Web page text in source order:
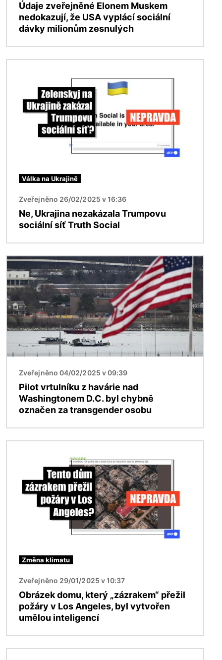
Údaje zveřejněné Elonem Muskem
nedokazují, že USA vyplácí sociální
dávky milionům zesnulých
Válka na Ukrajině
Zveřejněno 26/02/2025 v 16:36
Ne, Ukrajina nezakázala Trumpovu
sociální síť Truth Social
Obrázek
Zveřejněno 04/02/2025 v 09:39
Pilot vrtulníku z havárie nad
Washingtonem D.C. byl chybně
označen za transgender osobu
Změna klimatu
Zveřejněno 29/01/2025 v 10:37
Obrázek domu, který „zázrakem“ přežil
požáry v Los Angeles, byl vytvořen
umělou inteligencí